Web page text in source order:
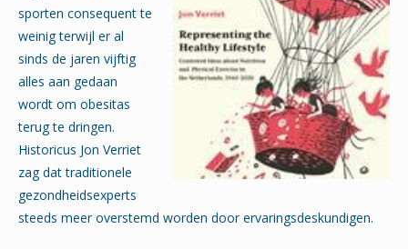
sporten consequent te
weinig terwijl er al
sinds de jaren vijftig
alles aan gedaan
wordt om obesitas
terug te dringen.
Historicus Jon Verriet
zag dat traditionele
gezondheidsexperts
steeds meer overstemd worden door ervaringsdeskundigen.